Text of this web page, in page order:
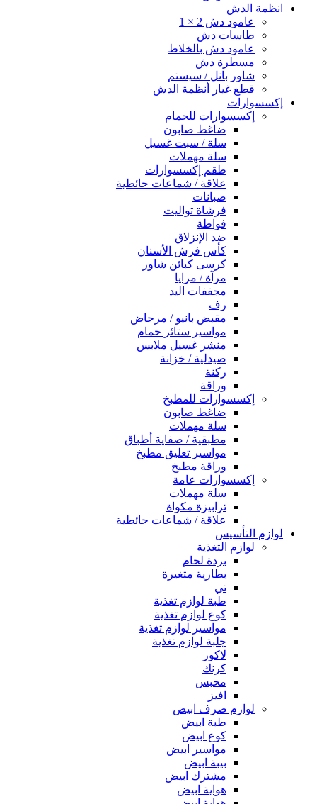
انظمة الدش
عامود دش 2 × 1
طاسات دش
عامود دش بالخلاط
مسطرة دش
شاور بانل / سيستم
قطع غيار أنظمة الدش
إكسسوارات
إكسسوارات للحمام
ضاغط صابون
سلة / سبت غسيل
سلة مهملات
طقم إكسسوارات
علاقة / شماعات حائطية
صبانات
فرشاة تواليت
فواطة
ضد الإنزلاق
كأس فرش الأسنان
كرسى كبائن شاور
مرآة / مرايا
مجففات اليد
رف
مقبض بانيو / مرحاض
مواسير ستائر حمام
منشر غسيل ملابس
صيدلية / خزانة
ركنة
وراقة
إكسسوارات للمطبخ
ضاغط صابون
سلة مهملات
مطبقية / صفاية أطباق
مواسير تعليق مطبخ
وراقة مطبخ
إكسسوارات عامة
سلة مهملات
ترابيزة مكواة
علاقة / شماعات حائطية
لوازم التأسيس
لوازم التغذية
بردة لحام
بطارية متغيرة
تي
طبة لوازم تغذية
كوع لوازم تغذية
مواسير لوازم تغذية
جلبة لوازم تغذية
لاكور
كرنك
محبس
افيز
لوازم صرف ابيض
طبة ابيض
كوع ابيض
مواسير ابيض
بيبة ابيض
مشترك ابيض
هواية ابيض